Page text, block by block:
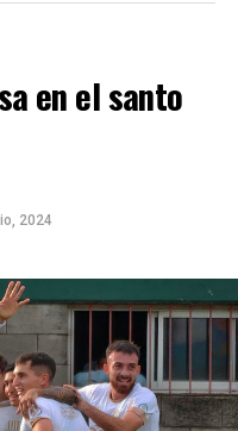
en el santo
2024